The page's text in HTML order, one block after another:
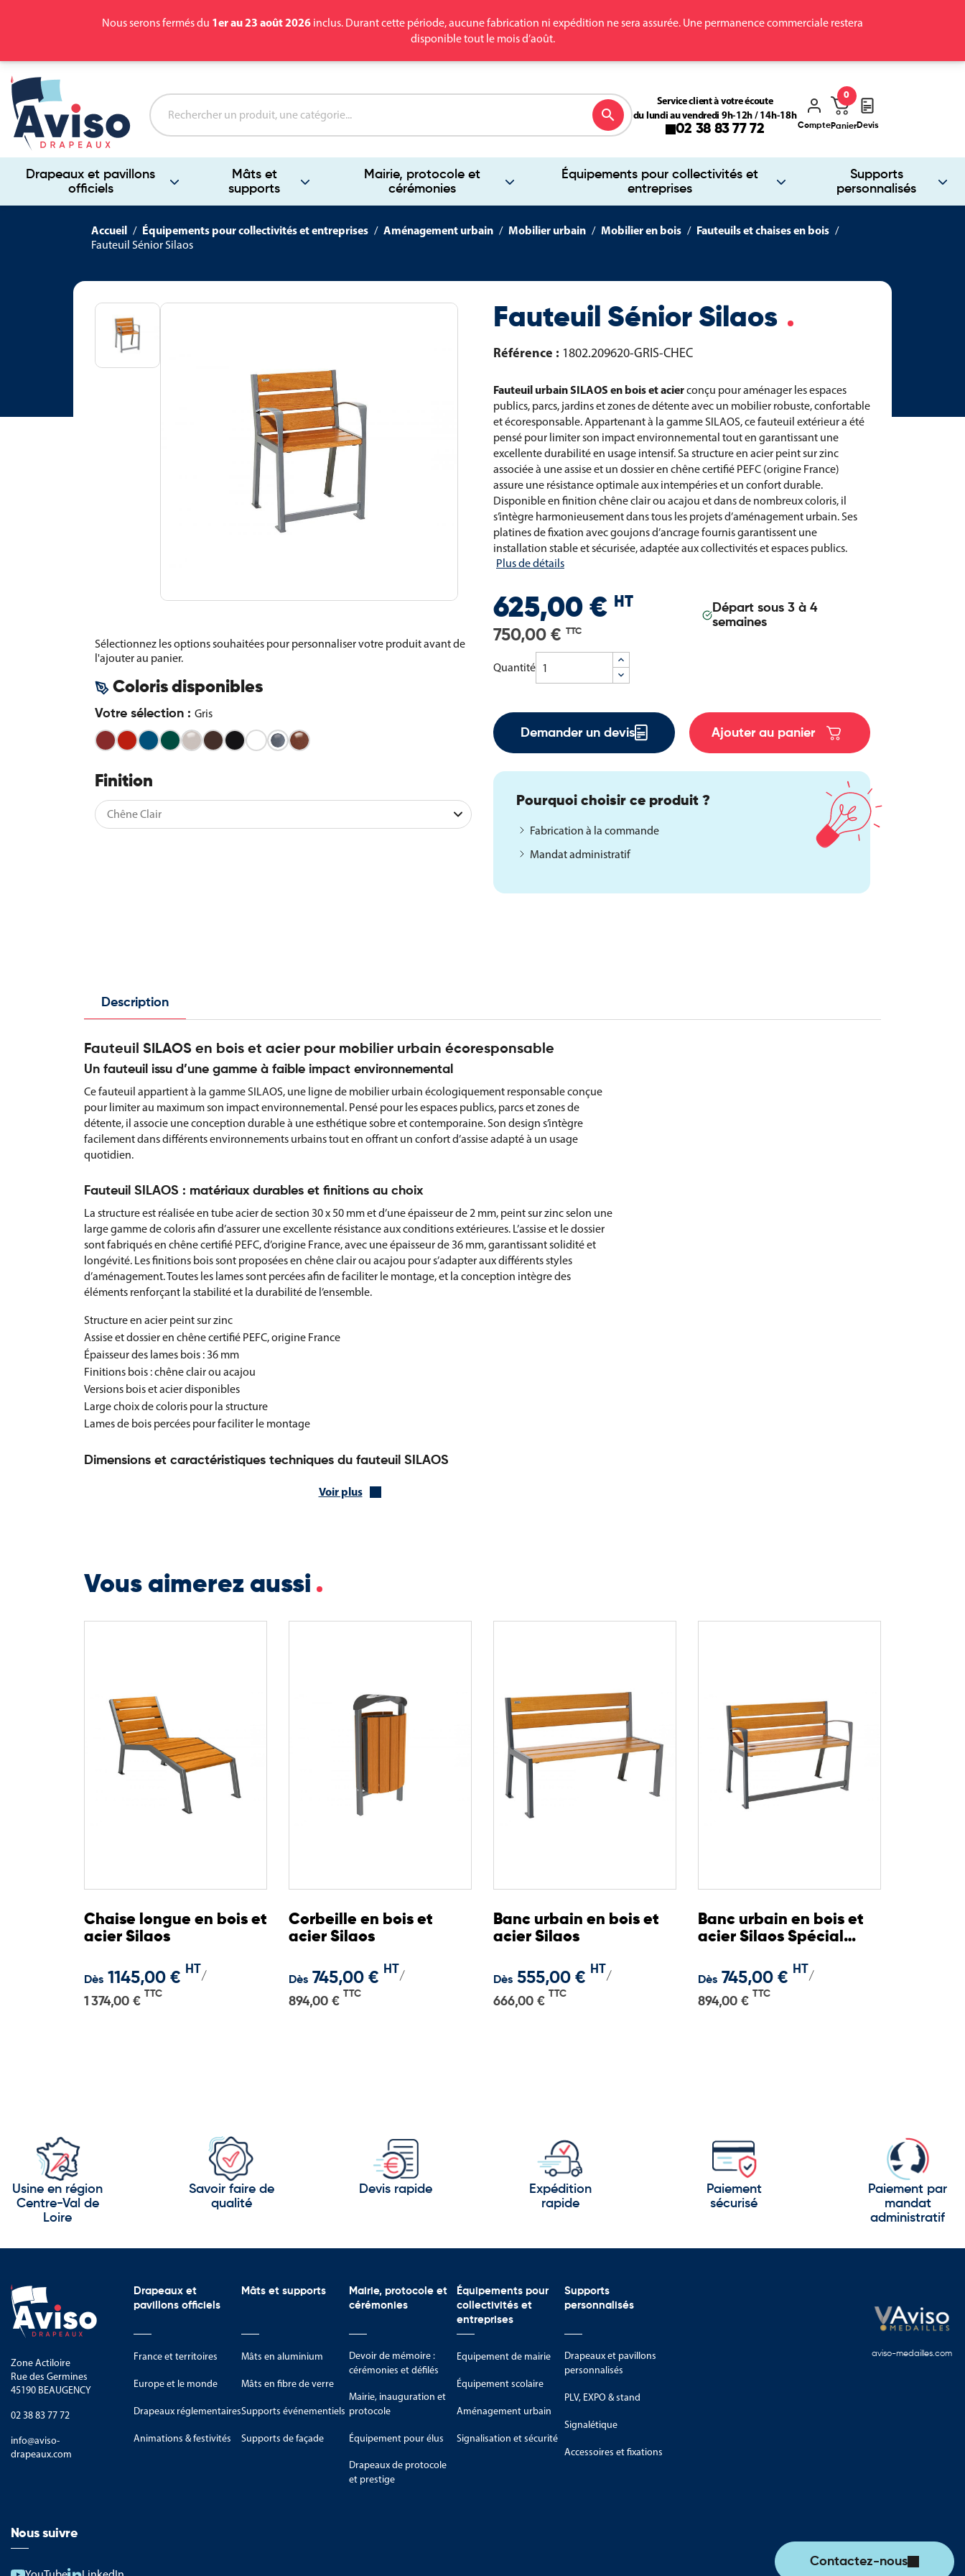
Nous serons fermés du 1er au 23 août 2026 inclus. Durant cette période, aucune fabrication ni expédition ne sera assurée. Une permanence commerciale restera
disponible tout le mois d’août.
Drapeaux et pavillons
officiels
Mâts et
supports
Mairie, protocole et
cérémonies
Équipements pour collectivités et
entreprises
Supports
personnalisés
search
Service client à votre écoute
du lundi au vendredi 9h-12h / 14h-18h
02 38 83 77 72 ComptePanier
0
Devis
Accueil Équipements pour collectivités et entreprises Aménagement urbain Mobilier urbain Mobilier en bois Fauteuils et chaises en bois
Fauteuil Sénior Silaos
Sélectionnez les options souhaitées pour personnaliser votre produit avant de
l'ajouter au panier.
Coloris disponibles
Votre sélection : Gris
Bordeaux
-
3004
Rouge
-
3020
Bleu
-
Vert
-
Gris
soie
Marron
-
Noir
-
Blanc
Pur Gris
Aspect
Corten
Finition
Fauteuil Sénior Silaos
Référence : 1802.209620-GRIS-CHEC
Fauteuil urbain SILAOS en bois et acierconçu pour aménager les espaces
publics, parcs, jardins et zones de détente avec un mobilier robuste, confortable
et écoresponsable. Appartenant à la gamme SILAOS, ce fauteuil extérieur a été
pensé pour limiter son impact environnemental tout en garantissant une
excellente durabilité en usage intensif. Sa structure en acier peint sur zinc
associée à une assise et un dossier en chêne certifié PEFC (origine France)
assure une résistance optimale aux intempéries et un confort durable.
Disponible en finition chêne clair ou acajou et dans de nombreux coloris, il
s’intègre harmonieusement dans tous les projets d’aménagement urbain. Ses
platines de fixation avec goujons d’ancrage fournis garantissent une
installation stable et sécurisée, adaptée aux collectivités et espaces publics.
Plus de détails
625,00 € HT
750,00 € TTC
Départ sous 3 à 4
semaines
Quantité
Demander un devis Ajouter au panier
Pourquoi choisir ce produit ?
Fabrication à la commande
Mandat administratif
Description
Fauteuil SILAOS en bois et acier pour mobilier urbain écoresponsable
Un fauteuil issu d’une gamme à faible impact environnemental
Ce fauteuil appartient à la gamme SILAOS, une ligne de mobilier urbain écologiquement responsable conçue
pour limiter au maximum son impact environnemental. Pensé pour les espaces publics, parcs et zones de
détente, il associe une conception durable à une esthétique sobre et contemporaine. Son design s’intègre
facilement dans différents environnements urbains tout en offrant un confort d’assise adapté à un usage
quotidien.
Fauteuil SILAOS : matériaux durables et finitions au choix
La structure est réalisée en tube acier de section 30 x 50 mm et d’une épaisseur de 2 mm, peint sur zinc selon une
large gamme de coloris afin d’assurer une excellente résistance aux conditions extérieures. L’assise et le dossier
sont fabriqués en chêne certifié PEFC, d’origine France, avec une épaisseur de 36 mm, garantissant solidité et
longévité. Les finitions bois sont proposées en chêne clair ou acajou pour s’adapter aux différents styles
d’aménagement. Toutes les lames sont percées afin de faciliter le montage, et la conception intègre des
éléments renforçant la stabilité et la durabilité de l’ensemble.
Structure en acier peint sur zinc
Assise et dossier en chêne certifié PEFC, origine France
Épaisseur des lames bois : 36 mm
Finitions bois : chêne clair ou acajou
Versions bois et acier disponibles
Large choix de coloris pour la structure
Lames de bois percées pour faciliter le montage
Dimensions et caractéristiques techniques du fauteuil SILAOS
Goujons d’ancrage fournis
Largeur de lame : 120 mm
Voir plus
Vous aimerez aussi
Chaise longue en bois et
acier Silaos
Dès 1145,00 € HT
/
1 374,00 €
TTC
Corbeille en bois et
acier Silaos
Dès 745,00 € HT
/
894,00 €
TTC
Banc urbain en bois et
acier Silaos
Dès 555,00 € HT
/
666,00 €
TTC
Banc urbain en bois et
acier Silaos Spécial
Dès 745,00 € HT
/
894,00 €
TTC
Usine en région
Centre-Val de
Loire
Savoir faire de
qualité
Devis rapide
Expédition
rapide
Paiement
sécurisé
Paiement par
mandat
administratif
Zone Actiloire
Rue des Germines
45190 BEAUGENCY
02 38 83 77 72
info@aviso-
drapeaux.com
Drapeaux et
pavillons officiels
France et territoires
Europe et le monde
Drapeaux réglementaires
Animations & festivités
Mâts et supports
Mâts en aluminium
Mâts en fibre de verre
Supports événementiels
Supports de façade
Mairie, protocole et
cérémonies
Devoir de mémoire :
cérémonies et défilés
Mairie, inauguration et
protocole
Équipement pour élus
Drapeaux de protocole
et prestige
Équipements pour
collectivités et
entreprises
Equipement de mairie
Équipement scolaire
Aménagement urbain
Signalisation et sécurité
Supports
personnalisés
Drapeaux et pavillons
personnalisés
PLV, EXPO & stand
Signalétique
Accessoires et fixations
aviso-medailles.com
Nous suivre
Contactez-nous